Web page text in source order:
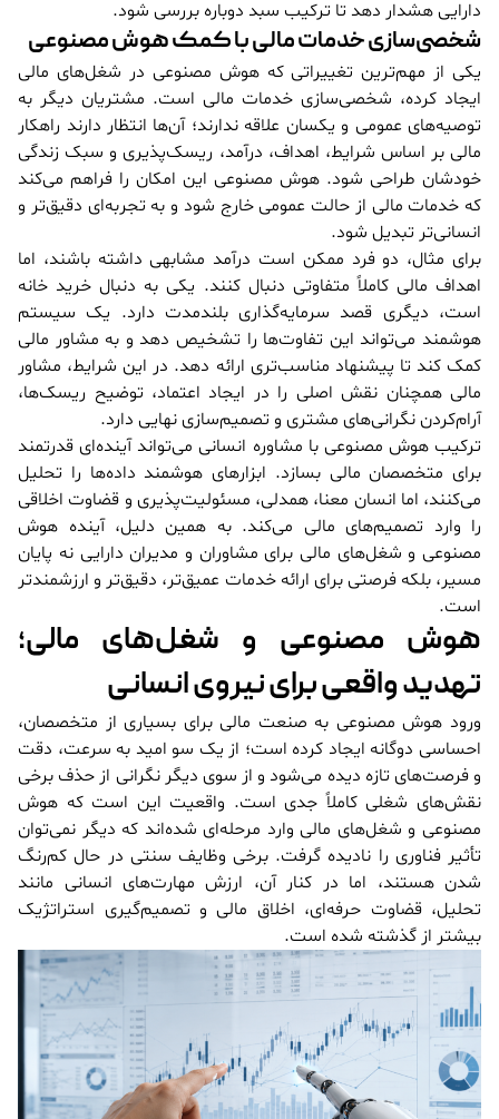
دارایی هشدار دهد تا ترکیب سبد دوباره بررسی شود.
شخصی‌سازی خدمات مالی با کمک هوش مصنوعی
یکی از مهم‌ترین تغییراتی که هوش مصنوعی در شغل‌های مالی
ایجاد کرده، شخصی‌سازی خدمات مالی است. مشتریان دیگر به
توصیه‌های عمومی و یکسان علاقه ندارند؛ آن‌ها انتظار دارند راهکار
مالی بر اساس شرایط، اهداف، درآمد، ریسک‌پذیری و سبک زندگی
خودشان طراحی شود. هوش مصنوعی این امکان را فراهم می‌کند
که خدمات مالی از حالت عمومی خارج شود و به تجربه‌ای دقیق‌تر و
انسانی‌تر تبدیل شود.
برای مثال، دو فرد ممکن است درآمد مشابهی داشته باشند، اما
اهداف مالی کاملاً متفاوتی دنبال کنند. یکی به دنبال خرید خانه
است، دیگری قصد سرمایه‌گذاری بلندمدت دارد. یک سیستم
هوشمند می‌تواند این تفاوت‌ها را تشخیص دهد و به مشاور مالی
کمک کند تا پیشنهاد مناسب‌تری ارائه دهد. در این شرایط، مشاور
مالی همچنان نقش اصلی را در ایجاد اعتماد، توضیح ریسک‌ها،
آرام‌کردن نگرانی‌های مشتری و تصمیم‌سازی نهایی دارد.
ترکیب هوش مصنوعی با مشاوره انسانی می‌تواند آینده‌ای قدرتمند
برای متخصصان مالی بسازد. ابزارهای هوشمند داده‌ها را تحلیل
می‌کنند، اما انسان معنا، همدلی، مسئولیت‌پذیری و قضاوت اخلاقی
را وارد تصمیم‌های مالی می‌کند. به همین دلیل، آینده هوش
مصنوعی و شغل‌های مالی برای مشاوران و مدیران دارایی نه پایان
مسیر، بلکه فرصتی برای ارائه خدمات عمیق‌تر، دقیق‌تر و ارزشمندتر
است.
هوش مصنوعی و شغل‌های مالی؛
تهدید واقعی برای نیروی انسانی
ورود هوش مصنوعی به صنعت مالی برای بسیاری از متخصصان،
احساسی دوگانه ایجاد کرده است؛ از یک سو امید به سرعت، دقت
و فرصت‌های تازه دیده می‌شود و از سوی دیگر نگرانی از حذف برخی
نقش‌های شغلی کاملاً جدی است. واقعیت این است که هوش
مصنوعی و شغل‌های مالی وارد مرحله‌ای شده‌اند که دیگر نمی‌توان
تأثیر فناوری را نادیده گرفت. برخی وظایف سنتی در حال کم‌رنگ
شدن هستند، اما در کنار آن، ارزش مهارت‌های انسانی مانند
تحلیل، قضاوت حرفه‌ای، اخلاق مالی و تصمیم‌گیری استراتژیک
بیشتر از گذشته شده است.